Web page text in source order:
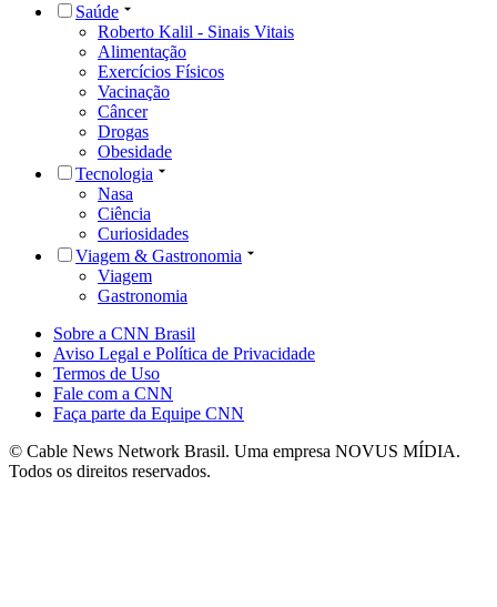
Saúde
Roberto Kalil - Sinais Vitais
Alimentação
Exercícios Físicos
Vacinação
Câncer
Drogas
Obesidade
Tecnologia
Nasa
Ciência
Curiosidades
Viagem & Gastronomia
Viagem
Gastronomia
Sobre a CNN Brasil
Aviso Legal e Política de Privacidade
Termos de Uso
Fale com a CNN
Faça parte da Equipe CNN
© Cable News Network Brasil. Uma empresa NOVUS MÍDIA.
Todos os direitos reservados.